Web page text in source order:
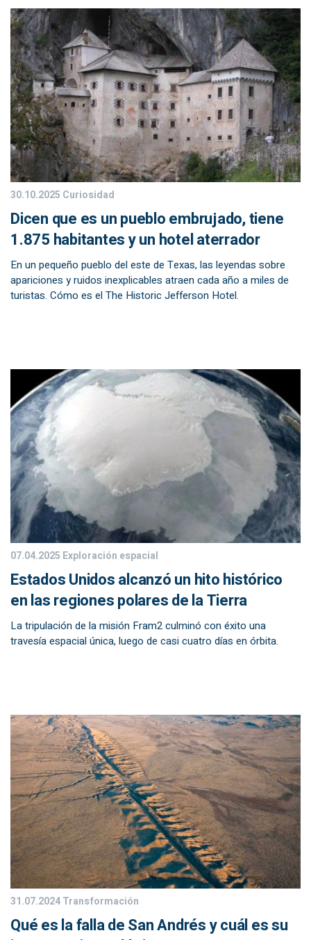
30.10.2025 Curiosidad
Dicen que es un pueblo embrujado, tiene
1.875 habitantes y un hotel aterrador
En un pequeño pueblo del este de Texas, las leyendas sobre
apariciones y ruidos inexplicables atraen cada año a miles de
turistas. Cómo es el The Historic Jefferson Hotel.
07.04.2025 Exploración espacial
Estados Unidos alcanzó un hito histórico
en las regiones polares de la Tierra
La tripulación de la misión Fram2 culminó con éxito una
travesía espacial única, luego de casi cuatro días en órbita.
31.07.2024Transformación
Qué es la falla de San Andrés y cuál es su